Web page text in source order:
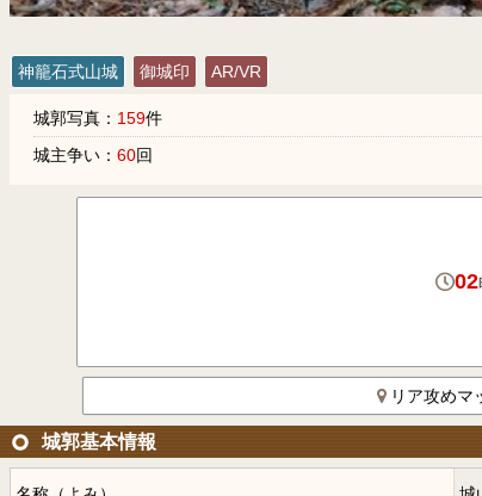
神籠石式山城
御城印 AR/VR
城郭写真： 159件
城主争い： 60回
02
リア攻めマ
城郭基本情報